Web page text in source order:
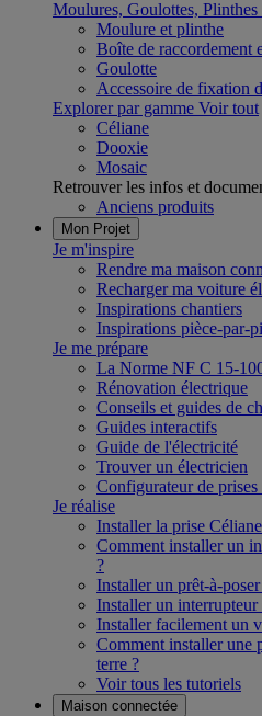
Moulures, Goulottes, Plinthes
Moulure et plinthe
Boîte de raccordement
Goulotte
Accessoire de fixation
Explorer par gamme Voir tout
Céliane
Dooxie
Mosaic
Retrouver les infos et
Anciens produits
Mon Projet
Je m'inspire
Rendre ma maison
Recharger ma voiture
Inspirations chantiers
Inspirations pièce-par-
Je me prépare
La Norme NF C 15-
Rénovation électrique
Conseils et guides de
Guides interactifs
Guide de l'électricité
Trouver un électricien
Configurateur de
Je réalise
Installer la prise
Comment installer un
?
Installer un prêt-à-
Installer un
Installer facilement un
Comment installer une
terre ?
Voir tous les tutoriels
Maison connectée